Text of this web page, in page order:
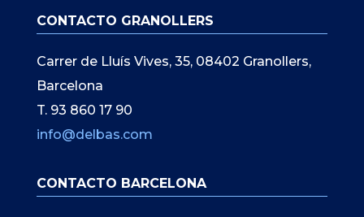
CONTACTO GRANOLLERS
Carrer de Lluís Vives, 35, 08402 Granollers,
Barcelona
T. 93 860 17 90
info@delbas.com
CONTACTO BARCELONA